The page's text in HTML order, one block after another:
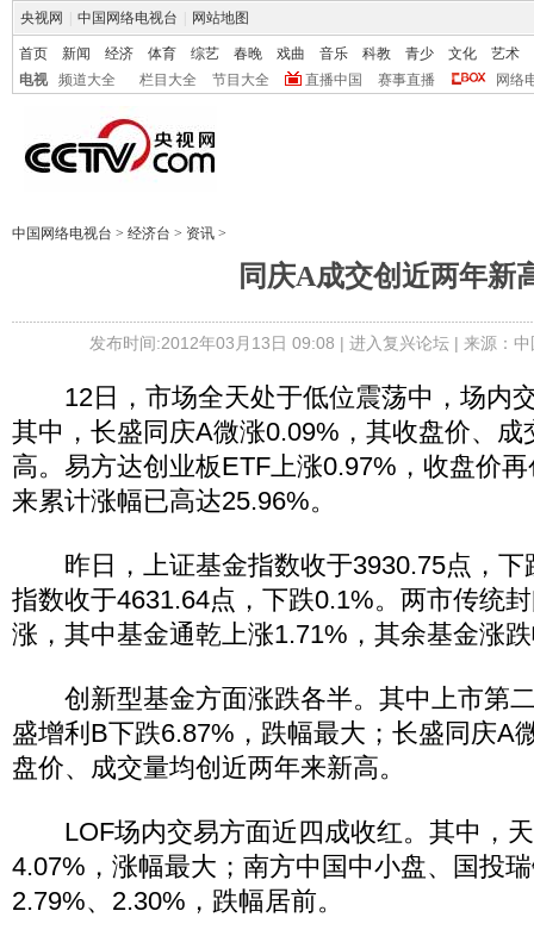
央视网 中国网络电视台 网站地图
首页 新闻 经济 体育 综艺 春晚 戏曲 音乐 科教 青少 文化
艺术
电视
频道大全 栏目大全 节目大全 直播中国 赛事直播 网络
中国网络电视台 > 经济台 > 资讯 >
同庆A成交创近两年新
发布时间:2012年03月13日 09:08 | 进入复兴论坛| 来源：
12日，市场全天处于低位震荡中，场内
其中，长盛同庆A微涨0.09%，其收盘价、成
高。易方达创业板ETF上涨0.97%，收盘价
来累计涨幅已高达25.96%。
昨日，上证基金指数收于3930.75点，下
指数收于4631.64点，下跌0.1%。两市传统
涨，其中基金通乾上涨1.71%，其余基金涨
创新型基金方面涨跌各半。其中上市第
盛增利B下跌6.87%，跌幅最大；长盛同庆A
盘价、成交量均创近两年来新高。
LOF场内交易方面近四成收红。其中，天
4.07%，涨幅最大；南方中国中小盘、国投
2.79%、2.30%，跌幅居前。